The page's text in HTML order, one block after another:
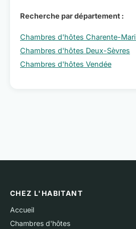
Recherche par département :
Chambres d'hôtes Charente-
Chambres d'hôtes Deux-Sèvres
Chambres d'hôtes Vendée
CHEZ L'HABITANT
Accueil
Chambres d'hôtes